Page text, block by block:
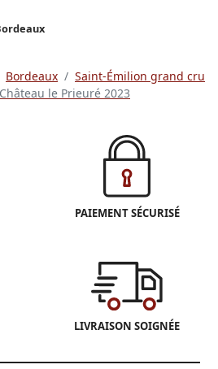
Bordeaux
Saint-Émilion grand cru
Château le Prieuré 2023
PAIEMENT SÉCURISÉ
LIVRAISON SOIGNÉE